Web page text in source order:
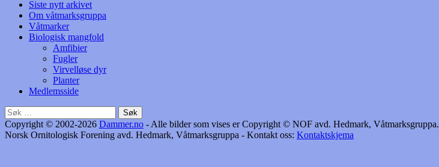
Siste nytt arkivet
Om våtmarksgruppa
Våtmarker
Biologisk mangfold
Amfibier
Fugler
Virvelløse dyr
Planter
Medlemsside
Søk
etter:
Copyright © 2002-2026 Dammer.no - Alle bilder som vises er Copyright © NOF avd. Hedmark, Våtmarksgruppa.
Norsk Ornitologisk Forening avd. Hedmark, Våtmarksgruppa - Kontakt oss: Kontaktskjema